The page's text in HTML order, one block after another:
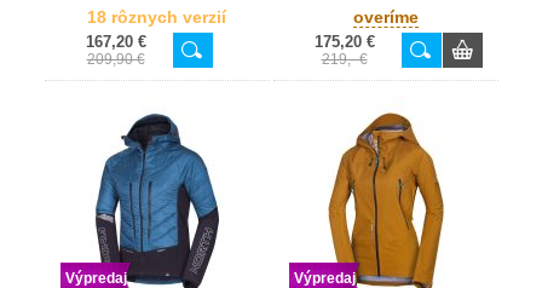
18 rôznych verzií
167,20 €
209,90 €
overíme
175,20 €
219,- €
Výpredaj Výpredaj